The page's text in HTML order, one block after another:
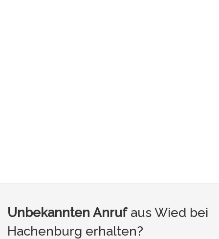
Unbekannten Anrufaus Wied bei
Hachenburg erhalten?